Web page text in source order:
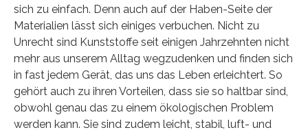
sich zu einfach. Denn auch auf der Haben-Seite der
Materialien lässt sich einiges verbuchen. Nicht zu
Unrecht sind Kunststoffe seit einigen Jahrzehnten nicht
mehr aus unserem Alltag wegzudenken und finden sich
in fast jedem Gerät, das uns das Leben erleichtert. So
gehört auch zu ihren Vorteilen, dass sie so haltbar sind,
obwohl genau das zu einem ökologischen Problem
werden kann. Sie sind zudem leicht, stabil, luft- und